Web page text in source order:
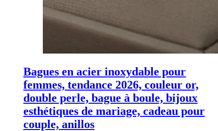
Bagues en acier inoxydable pour
femmes, tendance 2026, couleur or,
double perle, bague à boule, bijoux
esthétiques de mariage, cadeau pour
couple, anillos